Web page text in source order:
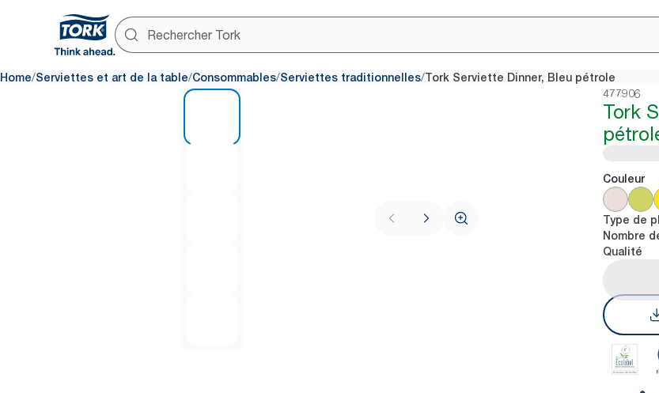
Home/Serviettes et art de la table/Consommables/Serviettes traditionnelles/Tork Serviette Dinner, Bleu pétrole
477906
Tork
Couleur
Type de
Nombre
Qualité